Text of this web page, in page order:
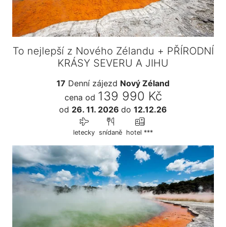
To nejlepší z Nového Zélandu + PŘÍRODNÍ
KRÁSY SEVERU A JIHU
17 Denní zájezd Nový Zéland
cena od 139 990 Kč
od 26. 11. 2026 do 12.12.26
letecky snídaně hotel ***